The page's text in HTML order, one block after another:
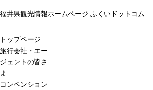
福井県観光情報ホームページ ふくいドットコム
トップページ
旅行会社・エー
ジェントの皆さ
ま
コンベンション